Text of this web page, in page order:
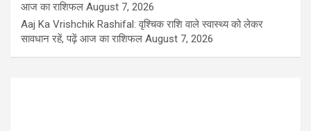
आज का राशिफल August 7, 2026
Aaj Ka Vrishchik Rashifal: वृश्चिक राशि वाले स्वास्थ्य को लेकर
सावधान रहें, पढ़ें आज का राशिफल August 7, 2026